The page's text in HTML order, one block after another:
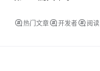
热门文章 开发者 阅读